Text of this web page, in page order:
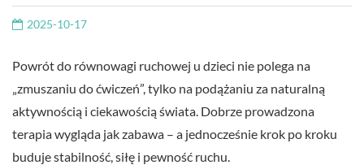
2025-10-17
Powrót do równowagi ruchowej u dzieci nie polega na
„zmuszaniu do ćwiczeń”, tylko na podążaniu za naturalną
aktywnością i ciekawością świata. Dobrze prowadzona
terapia wygląda jak zabawa – a jednocześnie krok po kroku
buduje stabilność, siłę i pewność ruchu.